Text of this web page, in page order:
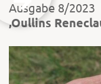
Ausgabe 8/2023
‚Oullins